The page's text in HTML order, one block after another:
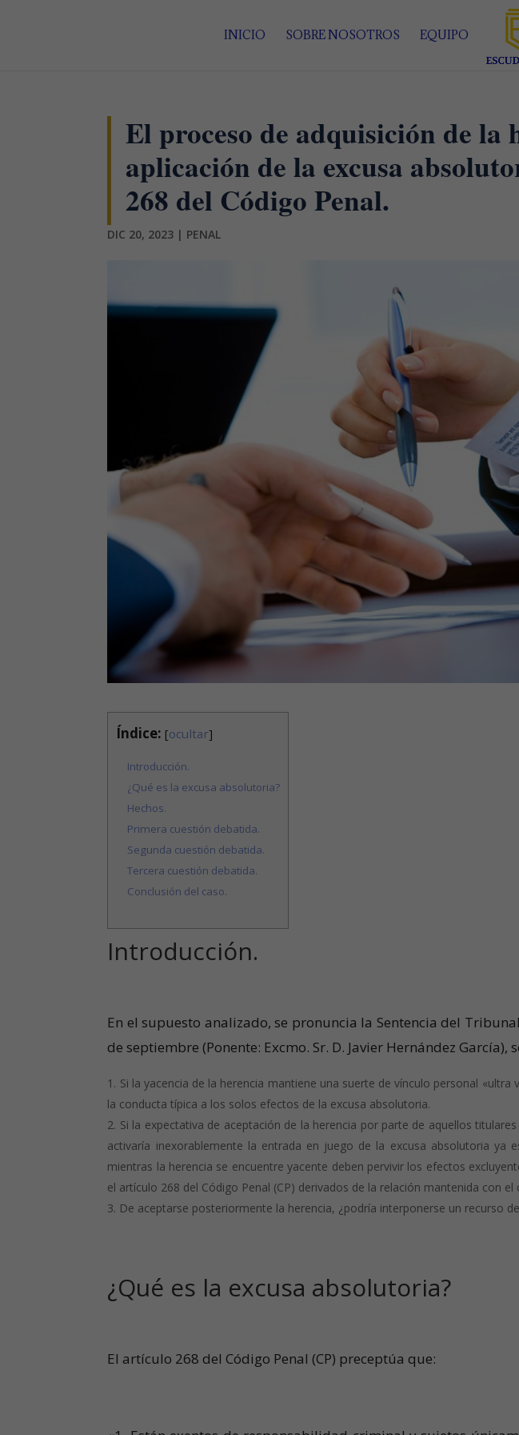
INICIO SOBRE NOSOTROS EQUIPO
El proceso de adquisición de la
aplicación de la excusa
268 del Código Penal.
DIC 20, 2023 | PENAL
Índice: [ocultar]
Introducción.
¿Qué es la excusa absolutoria?
Hechos.
Primera cuestión debatida.
Segunda cuestión debatida.
Tercera cuestión debatida.
Conclusión del caso.
Introducción.
En el supuesto analizado, se pronuncia la Sentencia del
de septiembre (Ponente: Excmo. Sr. D. Javier Hernández García),
Si la yacencia de la herencia mantiene una suerte de vínculo personal «ultra
la conducta típica a los solos efectos de la excusa absolutoria.
Si la expectativa de aceptación de la herencia por parte de aquellos
activaría inexorablemente la entrada en juego de la excusa absolutoria ya
mientras la herencia se encuentre yacente deben pervivir los efectos
el artículo 268 del Código Penal (CP) derivados de la relación mantenida con el
De aceptarse posteriormente la herencia, ¿podría interponerse un recurso
¿Qué es la excusa absolutoria?
El artículo 268 del Código Penal (CP) preceptúa que: